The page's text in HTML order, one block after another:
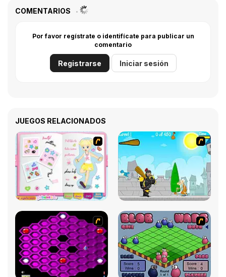
COMENTARIOS
Por favor regístrate o identifícate para publicar un
comentario
Registrarse Iniciar sesión
JUEGOS RELACIONADOS